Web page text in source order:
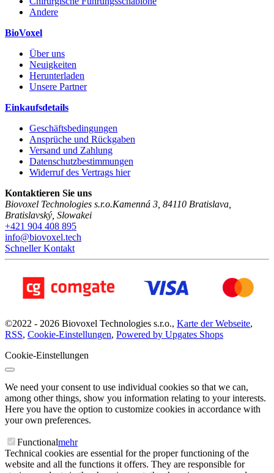
Andere
BioVoxel
Über uns
Neuigkeiten
Herunterladen
Unsere Partner
Einkaufsdetails
Geschäftsbedingungen
Ansprüche und Rückgaben
Versand und Zahlung
Datenschutzbestimmungen
Widerruf des Vertrags hier
Kontaktieren Sie uns
Biovoxel Technologies s.r.o.Kamenná 3 84110 Bratislava
Bratislavský Slowakei
+421 904 408 895
info@biovoxel.tech
Schneller Kontakt
©2022 - 2026 Biovoxel Technologies s.r.o., Karte der Webseite,
RSS, Cookie-Einstellungen, Powered by Upgates Shops
Cookie-Einstellungen
We need your consent to use individual cookies so that we can,
among other things, show you information relating to your interests.
Here you have the option to customize cookies in accordance with
your own preferences.
Functionalmehr
Technical cookies are essential for the proper functioning of the
website and all the functions it offers. They are responsible for